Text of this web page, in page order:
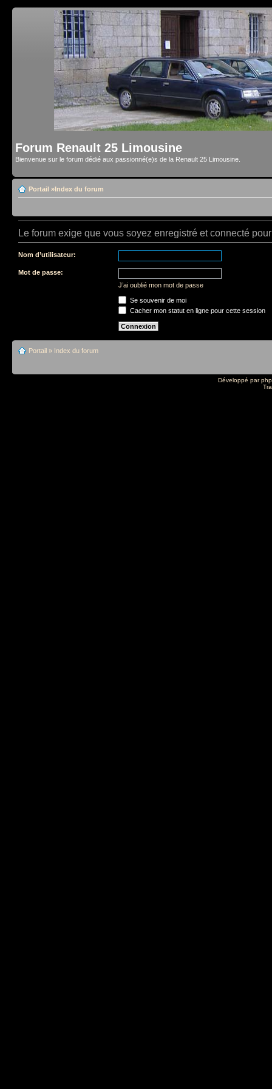
Forum Renault 25 Limousine
Bienvenue sur le forum dédié aux passionné(e)s de la Renault 25 Limousine.
Portail »Index du forum
Le forum exige que vous soyez enregistré et connecté
Nom d’utilisateur:
Mot de passe:
J’ai oublié mon mot de passe
Se souvenir de moi
Cacher mon statut en ligne pour cette session
Portail » Index du forum
Développé par